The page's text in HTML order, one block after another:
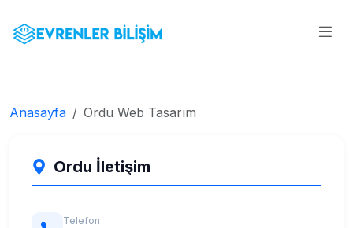
Anasayfa Ordu Web Tasarım
Ordu İletişim
Telefon